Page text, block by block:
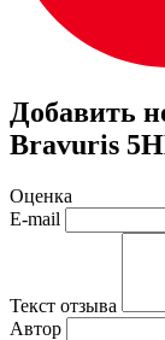
Добавить
Bravuris
Оценка
E-mail
Текст отзыва
Автор